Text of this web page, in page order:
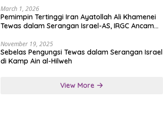
March 1, 2026
Pemimpin Tertinggi Iran Ayatollah Ali Khamenei
Tewas dalam Serangan Israel-AS, IRGC Ancam
November 19, 2025
Sebelas Pengungsi Tewas dalam Serangan Israel
di Kamp Ain al-Hilweh
View More